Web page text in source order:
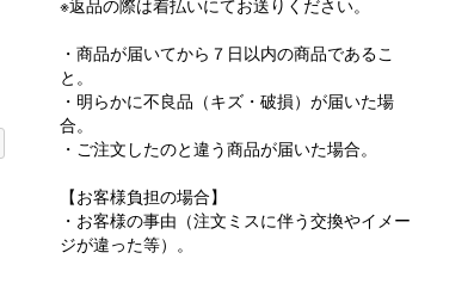
・商品が届いてから７日以内の商品であるこ
と。
・明らかに不良品（キズ・破損）が届いた場
合。
・ご注文したのと違う商品が届いた場合。
【お客様負担の場合】
・お客様の事由（注文ミスに伴う交換やイメー
ジが違った等）。